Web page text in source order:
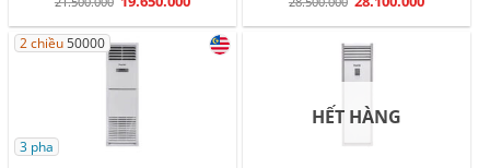
là: tại
19.650.000.
là: tại
2 chiều50000
3 pha
HẾT HÀNG